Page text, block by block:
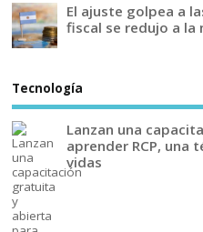
El ajuste golpea a
fiscal se redujo a la
Tecnología
Lanzan una
aprender RCP, una
vidas